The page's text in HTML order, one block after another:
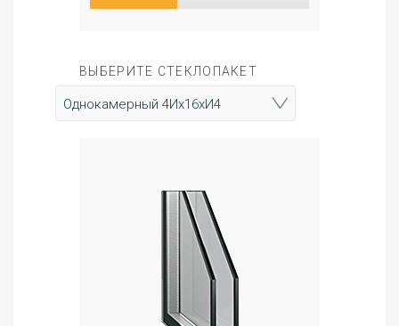
ВЫБЕРИТЕ СТЕКЛОПАКЕТ